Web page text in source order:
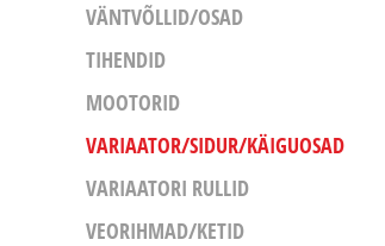
VÄNTVÕLLID/OSAD
TIHENDID
MOOTORID
VARIAATOR/SIDUR/KÄIGUOSAD
VARIAATORI RULLID
VEORIHMAD/KETID